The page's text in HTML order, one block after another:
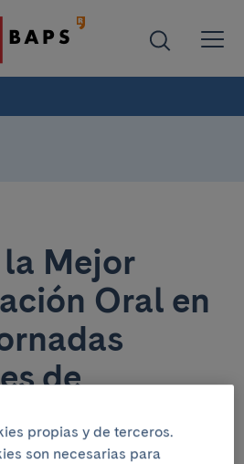
Mejor
Oral en
de
Gestoras
propias y de terceros.
son necesarias para